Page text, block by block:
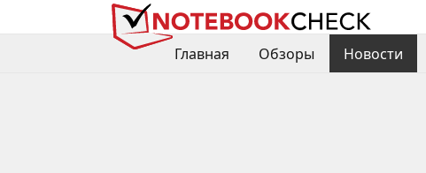
Главная
Обзоры Новости